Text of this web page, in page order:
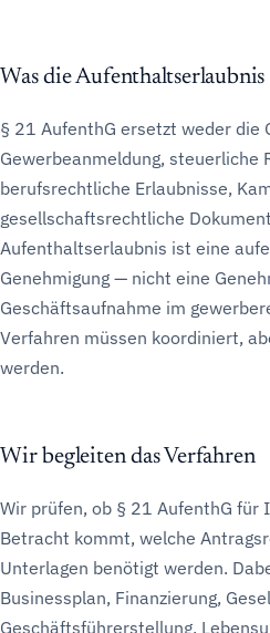
Was die
§ 21 AufenthG ersetzt weder die
Gewerbeanmeldung, steuerliche
berufsrechtliche Erlaubnisse,
gesellschaftsrechtliche
Aufenthaltserlaubnis ist eine
Genehmigung — nicht eine
Geschäftsaufnahme im
Verfahren müssen koordiniert,
werden.
Wir begleiten das Verfahren
Wir prüfen, ob § 21 AufenthG für
Betracht kommt, welche
Unterlagen benötigt werden.
Businessplan, Finanzierung,
Geschäftsführerstellung,